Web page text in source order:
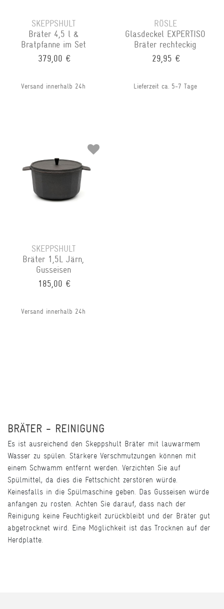
SKEPPSHULT
Bräter 4,5 l &
Bratpfanne im Set
379,00 €
Versand innerhalb 24h
RÖSLE
Glasdeckel EXPERTISO
Bräter rechteckig
29,95 €
Lieferzeit ca. 5-7 Tage
SKEPPSHULT
Bräter 1,5L Järn,
Gusseisen
185,00 €
Versand innerhalb 24h
BRÄTER - REINIGUNG
Es ist ausreichend den Skeppshult Bräter mit lauwarmem
Wasser zu spülen. Stärkere Verschmutzungen können mit
einem Schwamm entfernt werden. Verzichten Sie auf
Spülmittel, da dies die Fettschicht zerstören würde.
Keinesfalls in die Spülmaschine geben. Das Gusseisen würde
anfangen zu rosten. Achten Sie darauf, dass nach der
Reinigung keine Feuchtigkeit zurückbleibt und der Bräter gut
abgetrocknet wird. Eine Möglichkeit ist das Trocknen auf der
Herdplatte.